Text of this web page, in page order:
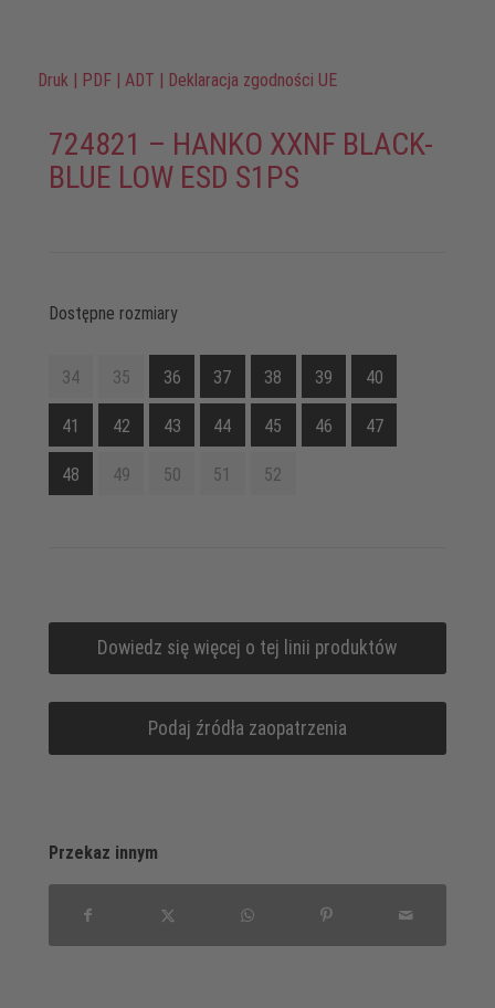
Druk | PDF | ADT | Deklaracja zgodności UE
724821 – HANKO XXNF BLACK-
BLUE LOW ESD S1PS
Dostępne rozmiary
34 35 36 37 38 39 40
41 42 43 44 45 46 47
48 49 50 51 52
Dowiedz się więcej o tej linii produktów
Podaj źródła zaopatrzenia
Przekaz innym